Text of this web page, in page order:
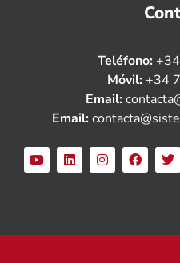
Teléfono:
Móvil: +34
Email:
Email: